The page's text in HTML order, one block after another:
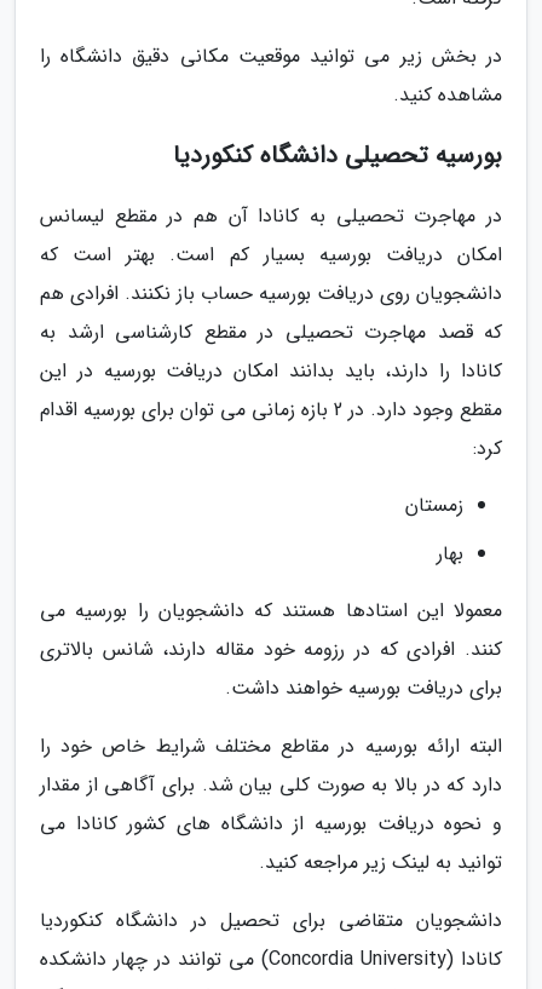
در بخش زیر می توانید موقعیت مکانی دقیق دانشگاه را
مشاهده کنید.
بورسیه تحصیلی دانشگاه کنکوردیا
در مهاجرت تحصیلی به کانادا آن هم در مقطع لیسانس
امکان دریافت بورسیه بسیار کم است. بهتر است که
دانشجویان روی دریافت بورسیه حساب باز نکنند. افرادی هم
که قصد مهاجرت تحصیلی در مقطع کارشناسی ارشد به
کانادا را دارند، باید بدانند امکان دریافت بورسیه در این
مقطع وجود دارد. در 2 بازه زمانی می توان برای بورسیه اقدام
کرد:
زمستان
بهار
معمولا این استادها هستند که دانشجویان را بورسیه می
کنند. افرادی که در رزومه خود مقاله دارند، شانس بالاتری
برای دریافت بورسیه خواهند داشت.
البته ارائه بورسیه در مقاطع مختلف شرایط خاص خود را
دارد که در بالا به صورت کلی بیان شد. برای آگاهی از مقدار
و نحوه دریافت بورسیه از دانشگاه های کشور کانادا می
توانید به لینک زیر مراجعه کنید.
دانشجویان متقاضی برای تحصیل در دانشگاه کنکوردیا
کانادا (Concordia University) می توانند در چهار دانشکده